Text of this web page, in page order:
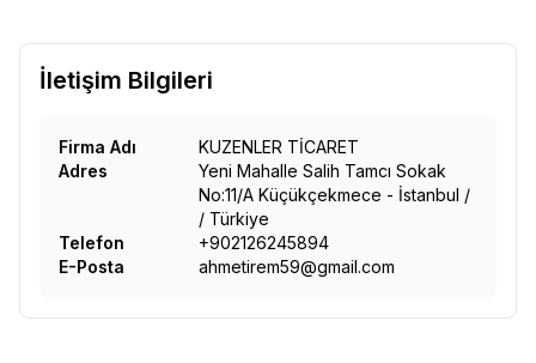
İletişim Bilgileri
Firma Adı
KUZENLER TİCARET
Adres
Yeni Mahalle Salih Tamcı Sokak
No:11/A Küçükçekmece - İstanbul /
/ Türkiye
Telefon
+902126245894
E-Posta
ahmetirem59@gmail.com